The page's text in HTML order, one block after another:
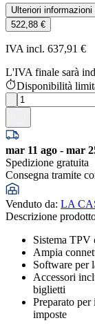
Ulteriori
522,88 €
IVA incl. 637,91 €
L'IVA finale sarà
Disponibilità
mar 11 ago - mar
Spedizione gratuita
Consegna tramite
Venduto da: LA
Descrizione
Sistema TPV
Ampia
Software per
Accessori
biglietti
Preparato
imposte